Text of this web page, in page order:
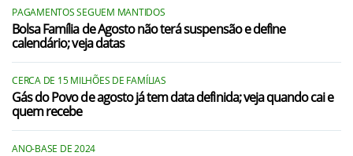
PAGAMENTOS SEGUEM MANTIDOS
Bolsa Família de Agosto não terá suspensão e define
calendário; veja datas
CERCA DE 15 MILHÕES DE FAMÍLIAS
Gás do Povo de agosto já tem data definida; veja quando cai e
quem recebe
ANO-BASE DE 2024